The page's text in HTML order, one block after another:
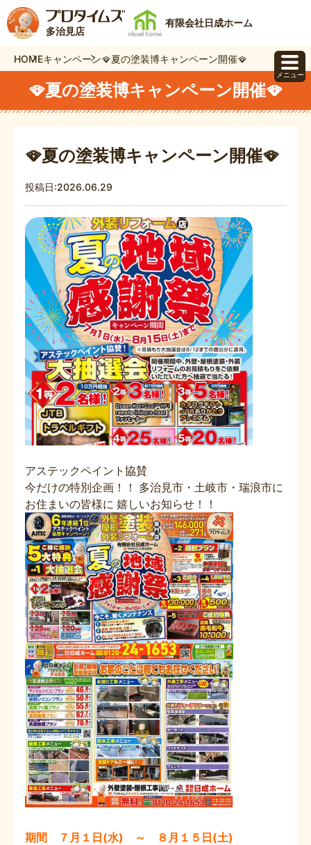
多治見店
有限会社日成ホーム
HOMEキャンペーン🪭夏の塗装博キャンペーン開催🪭
🪭夏の塗装博キャンペーン開催🪭
🪭夏の塗装博キャンペーン開催🪭
投稿日:2026.06.29
アステックペイント協賛
今だけの特別企画！！ 多治見市・土岐市・瑞浪市に
お住まいの皆様に 嬉しいお知らせ！！
期間 ７月１日(水) ～ ８月１５日(土)
メニュー